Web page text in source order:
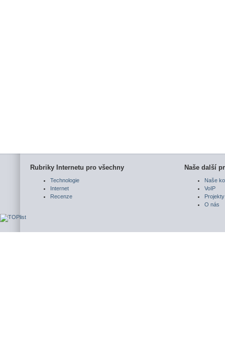
Rubriky Internetu pro všechny
Technologie
Internet
Recenze
Naše další
Naše
VoIP
Projekty
O nás